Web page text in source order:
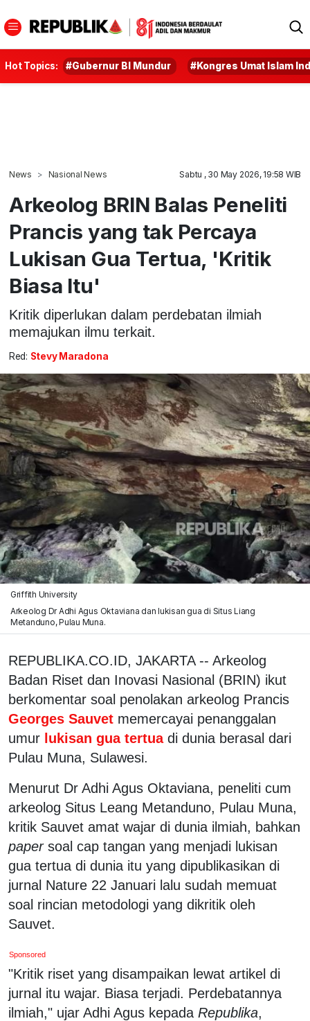
Hot Topics: #Gubernur BI Mundur #Kongres Umat Islam
News Nasional News Sabtu , 30 May 2026, 19:58 WIB
Arkeolog BRIN Balas Peneliti
Prancis yang tak Percaya
Lukisan Gua Tertua, 'Kritik
Biasa Itu'
Kritik diperlukan dalam perdebatan ilmiah
memajukan ilmu terkait.
Red: Stevy Maradona
Griffith University
Arkeolog Dr Adhi Agus Oktaviana dan lukisan gua di Situs Liang
Metanduno, Pulau Muna.
REPUBLIKA.CO.ID, JAKARTA -- Arkeolog
Badan Riset dan Inovasi Nasional (BRIN) ikut
berkomentar soal penolakan arkeolog Prancis
Georges Sauvet memercayai penanggalan
umur lukisan gua tertua di dunia berasal dari
Pulau Muna, Sulawesi.
Menurut Dr Adhi Agus Oktaviana, peneliti cum
arkeolog Situs Leang Metanduno, Pulau Muna,
kritik Sauvet amat wajar di dunia ilmiah, bahkan
papersoal cap tangan yang menjadi lukisan
gua tertua di dunia itu yang dipublikasikan di
jurnal Nature 22 Januari lalu sudah memuat
soal rincian metodologi yang dikritik oleh
Sauvet.
Sponsored
"Kritik riset yang disampaikan lewat artikel di
jurnal itu wajar. Biasa terjadi. Perdebatannya
ilmiah," ujar Adhi Agus kepada Republika,